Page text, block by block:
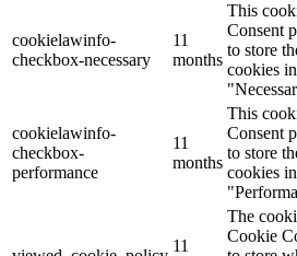
cookielawinfo-
checkbox-necessary
11
months
This
Consent
to store
cookies
cookielawinfo-
checkbox-
performance
11
months
This
Consent
to store
cookies
11
The
Cookie